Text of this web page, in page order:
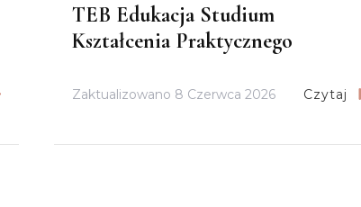
TEB Edukacja Studium
Kształcenia Praktycznego
Zaktualizowano 8 Czerwca 2026 Czytaj